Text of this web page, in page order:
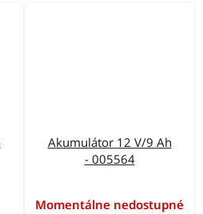
Akumulátor 12 V/9 Ah
- 005564
Momentálne nedostupné